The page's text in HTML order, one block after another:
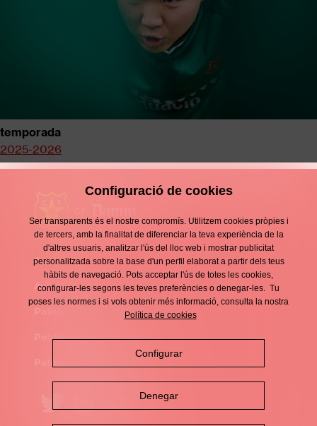
temporada
2025-2026
Enllaços
d'interès
Contacte
Footer
Avís legal
Política de privacitat
Política de cookies
Configuració de cookies
Ser transparents és el nostre compromís. Utilitzem cookies pròpies i
de tercers, amb la finalitat de diferenciar la teva experiència de la
d'altres usuaris, analitzar l'ús del lloc web i mostrar publicitat
personalitzada sobre la base d'un perfil elaborat a partir dels teus
hàbits de navegació. Pots acceptar l'ús de totes les cookies,
configurar-les segons les teves preferències o denegar-les. Tu
poses les normes i si vols obtenir més informació, consulta la nostra
Política de cookies
Configurar
Denegar